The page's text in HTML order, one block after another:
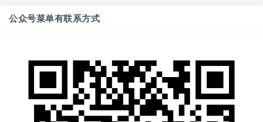
公众号菜单有联系方式